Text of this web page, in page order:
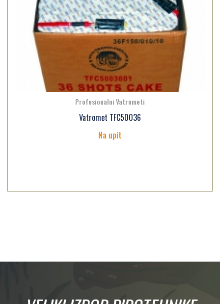
Profesionalni Vatrometi
Vatromet TFC50036
Na upit